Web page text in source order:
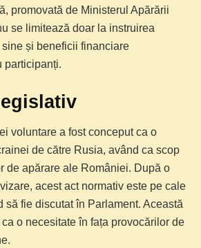
promovată de Ministerul Apărării
se limitează doar la instruirea
și beneficii financiare
participanți.
voluntare a fost conceput ca o
de către Rusia, având ca scop
de apărare ale României. După o
acest act normativ este pe cale
să fie discutat în Parlament. Această
o necesitate în fața provocărilor de